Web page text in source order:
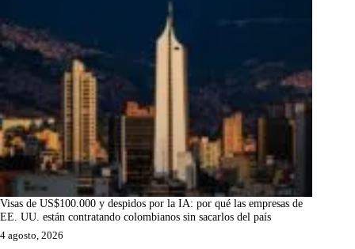
Visas de US$100.000 y despidos por la IA: por qué las empresas de
EE. UU. están contratando colombianos sin sacarlos del país
4 agosto, 2026